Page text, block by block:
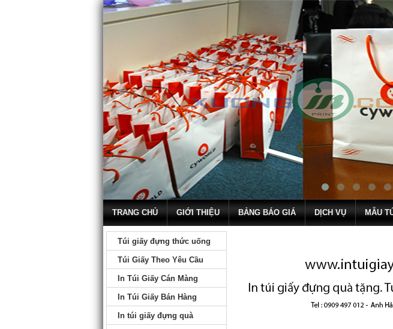
TRANG CHỦ GIỚI THIỆU BẢNG BÁO GIÁ DỊCH VỤ MẪU
Túi giấy đựng thức uống
Túi Giấy Theo Yêu Cầu
In Túi Giấy Cán Màng
In Túi Giấy Bán Hàng
In túi giấy đựng quà